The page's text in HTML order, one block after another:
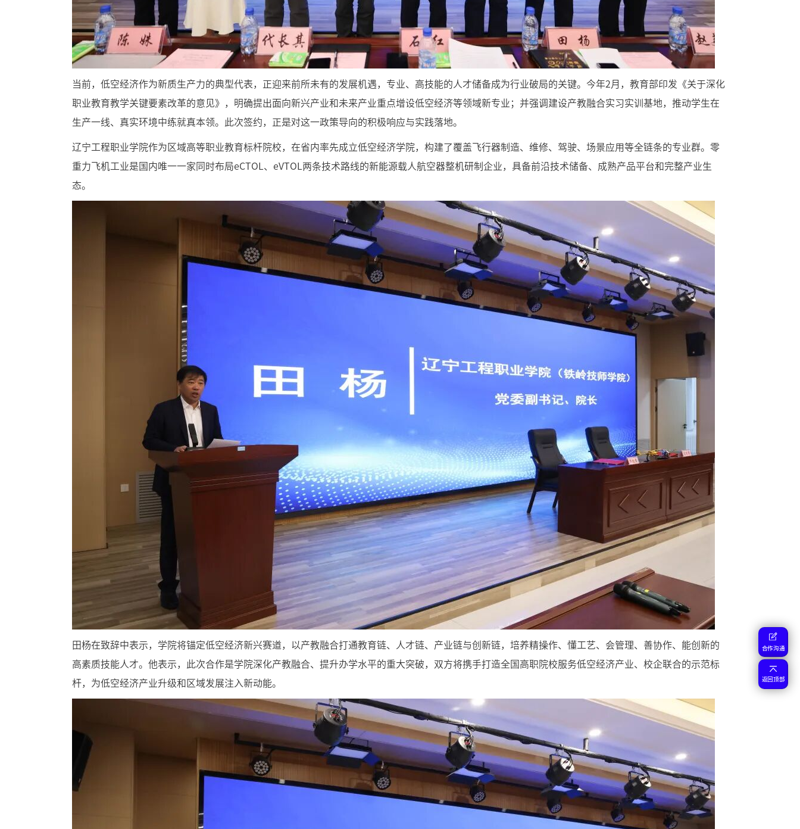
当前，低空经济作为新质生产力的典型代表，正迎来前所未有的发展机遇，专业、高技能的人才储备成为行业破局的关键。今年2月，教育部印发《关于深化
职业教育教学关键要素改革的意见》，明确提出面向新兴产业和未来产业重点增设低空经济等领域新专业；并强调建设产教融合实习实训基地，推动学生在
生产一线、真实环境中练就真本领。此次签约，正是对这一政策导向的积极响应与实践落地。
辽宁工程职业学院作为区域高等职业教育标杆院校，在省内率先成立低空经济学院，构建了覆盖飞行器制造、维修、驾驶、场景应用等全链条的专业群。零
重力飞机工业是国内唯一一家同时布局eCTOL、eVTOL两条技术路线的新能源载人航空器整机研制企业，具备前沿技术储备、成熟产品平台和完整产业生
态。
田杨在致辞中表示，学院将锚定低空经济新兴赛道，以产教融合打通教育链、人才链、产业链与创新链，培养精操作、懂工艺、会管理、善协作、能创新的
高素质技能人才。他表示，此次合作是学院深化产教融合、提升办学水平的重大突破，双方将携手打造全国高职院校服务低空经济产业、校企联合的示范标
杆，为低空经济产业升级和区域发展注入新动能。
合作沟通
返回顶部